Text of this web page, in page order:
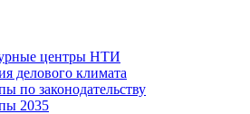
центры НТИ
делового климата
по законодательству
2035